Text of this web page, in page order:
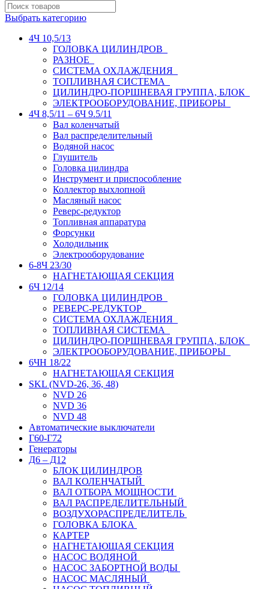
Выбрать категорию
4Ч 10,5/13
ГОЛОВКА ЦИЛИНДРОВ
РАЗНОЕ
СИСТЕМА ОХЛАЖДЕНИЯ
ТОПЛИВНАЯ СИСТЕМА
ЦИЛИНДРО-ПОРШНЕВАЯ ГРУППА, БЛОК
ЭЛЕКТРООБОРУДОВАНИЕ, ПРИБОРЫ
4Ч 8,5/11 – 6Ч 9.5/11
Вал коленчатый
Вал распределительный
Водяной насос
Глушитель
Головка цилиндра
Инструмент и приспособление
Коллектор выхлопной
Масляный насос
Реверс-редуктор
Топливная аппаратура
Форсунки
Холодильник
Электрооборудование
6-8Ч 23/30
НАГНЕТАЮЩАЯ СЕКЦИЯ
6Ч 12/14
ГОЛОВКА ЦИЛИНДРОВ
РЕВЕРС-РЕДУКТОР
СИСТЕМА ОХЛАЖДЕНИЯ
ТОПЛИВНАЯ СИСТЕМА
ЦИЛИНДРО-ПОРШНЕВАЯ ГРУППА, БЛОК
ЭЛЕКТРООБОРУДОВАНИЕ, ПРИБОРЫ
6ЧН 18/22
НАГНЕТАЮЩАЯ СЕКЦИЯ
SKL (NVD-26, 36, 48)
NVD 26
NVD 36
NVD 48
Автоматические выключатели
Г60-Г72
Генераторы
Д6 – Д12
БЛОК ЦИЛИНДРОВ
ВАЛ КОЛЕНЧАТЫЙ
ВАЛ ОТБОРА МОЩНОСТИ
ВАЛ РАСПРЕДЕЛИТЕЛЬНЫЙ
ВОЗДУХОРАСПРЕДЕЛИТЕЛЬ
ГОЛОВКА БЛОКА
КАРТЕР
НАГНЕТАЮЩАЯ СЕКЦИЯ
НАСОС ВОДЯНОЙ
НАСОС ЗАБОРТНОЙ ВОДЫ
НАСОС МАСЛЯНЫЙ